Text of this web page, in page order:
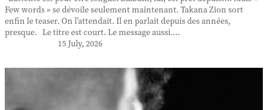
Few words » se dévoile seulement maintenant. Takana Zion sort
enfin le teaser. On l’attendait. Il en parlait depuis des années,
presque. Le titre est court. Le message aussi....
15 July, 2026